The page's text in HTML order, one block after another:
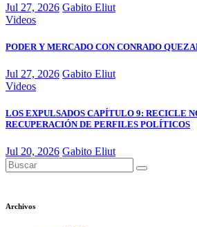
Jul 27, 2026 Gabito Eliut
Videos
PODER Y MERCADO CON CONRADO
Jul 27, 2026 Gabito Eliut
Videos
LOS EXPULSADOS CAPÍTULO 9: RECICLE
RECUPERACIÓN DE PERFILES POLÍTICOS
Jul 20, 2026 Gabito Eliut
Archivos